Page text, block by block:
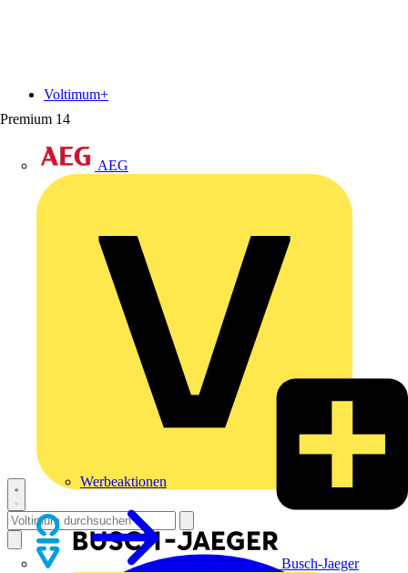
Premium 14
AEG
Busch-Jaeger
Voltimum+
Werbeaktionen